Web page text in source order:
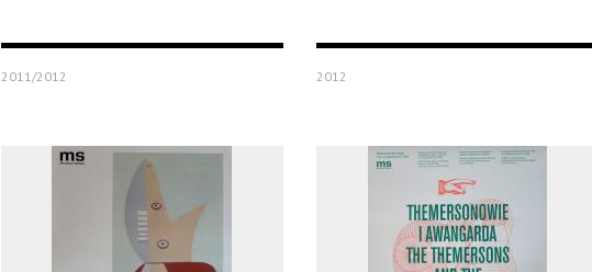
2011/2012 2012